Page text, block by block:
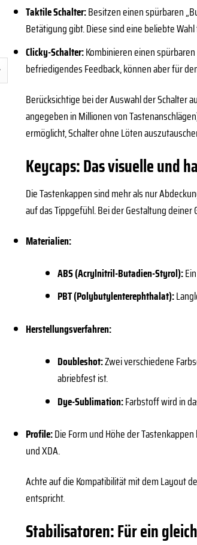
Taktile Schalter:Besitzen einen spürbaren
Betätigung gibt. Diese sind eine beliebte
Clicky-Schalter:Kombinieren einen
befriedigendes Feedback, können aber für
Berücksichtige bei der Auswahl der Schalter
angegeben in Millionen von
ermöglicht, Schalter ohne Löten
Keycaps: Das visuelle und
Die Tastenkappen sind mehr als nur
auf das Tippgefühl. Bei der Gestaltung
Materialien:
ABS (Acrylnitril-Butadien-Styrol):
PBT (Polybutylenterephthalat):
Herstellungsverfahren:
Doubleshot:Zwei verschiedene
abriebfest ist.
Dye-Sublimation:Farbstoff wird in
Profile:Die Form und Höhe der
und XDA.
Achte auf die Kompatibilität mit dem Layout
entspricht.
Stabilisatoren: Für ein